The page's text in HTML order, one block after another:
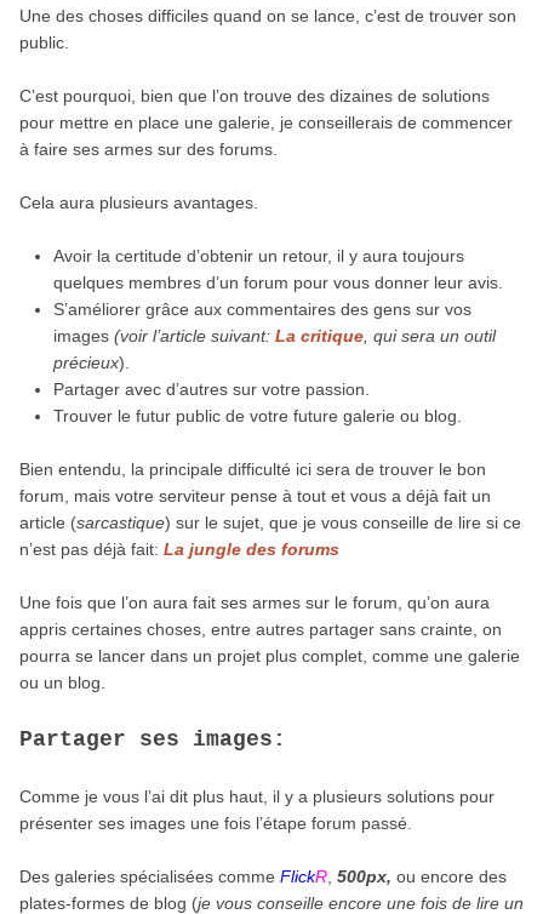
Une des choses difficiles quand on se lance, c’est de trouver son
public.
C’est pourquoi, bien que l’on trouve des dizaines de solutions
pour mettre en place une galerie, je conseillerais de commencer
à faire ses armes sur des forums.
Cela aura plusieurs avantages.
Avoir la certitude d’obtenir un retour, il y aura toujours
quelques membres d’un forum pour vous donner leur avis.
S’améliorer grâce aux commentaires des gens sur vos
images (voir l’article suivant: La critique, qui sera un outil
précieux).
Partager avec d’autres sur votre passion.
Trouver le futur public de votre future galerie ou blog.
Bien entendu, la principale difficulté ici sera de trouver le bon
forum, mais votre serviteur pense à tout et vous a déjà fait un
article (sarcastique) sur le sujet, que je vous conseille de lire si ce
n’est pas déjà fait: La jungle des forums
Une fois que l’on aura fait ses armes sur le forum, qu’on aura
appris certaines choses, entre autres partager sans crainte, on
pourra se lancer dans un projet plus complet, comme une galerie
ou un blog.
Partager ses images:
Comme je vous l’ai dit plus haut, il y a plusieurs solutions pour
présenter ses images une fois l’étape forum passé.
Des galeries spécialisées comme FlickR, 500px, ou encore des
plates-formes de blog (je vous conseille encore une fois de lire un